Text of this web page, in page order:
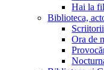
Hai la
Biblioteca,
Ora de